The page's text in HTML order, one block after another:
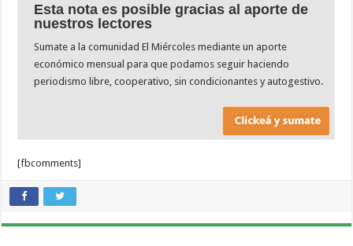
Esta nota es posible gracias al aporte de
nuestros lectores
Sumate a la comunidad El Miércoles mediante un aporte
económico mensual para que podamos seguir haciendo
periodismo libre, cooperativo, sin condicionantes y autogestivo.
[fbcomments]